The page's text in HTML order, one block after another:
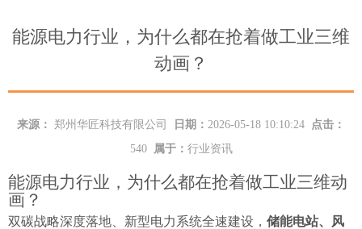
能源电力行业，为什么都在抢着做工业三维
动画？
来源： 郑州华匠科技有限公司 日期： 2026-05-18 10:10:24
点击：
540
属于： 行业资讯
能源电力行业，为什么都在抢着做工业三维动
画？
双碳战略深度落地、新型电力系统全速建设， 储能电站、风